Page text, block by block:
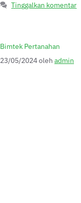
Tinggalkan komentar
Bimtek Pertanahan
23/05/2024oleh admin